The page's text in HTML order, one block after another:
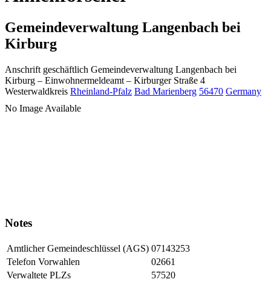
Gemeindeverwaltung Langenbach bei
Kirburg
Anschrift geschäftlich Gemeindeverwaltung Langenbach bei
Kirburg – Einwohnermeldeamt – Kirburger Straße 4
Westerwaldkreis Rheinland-Pfalz Bad Marienberg 56470 Germany
No Image Available
Notes
Amtlicher Gemeindeschlüssel (AGS) 07143253
Telefon Vorwahlen
02661
Verwaltete PLZs
57520